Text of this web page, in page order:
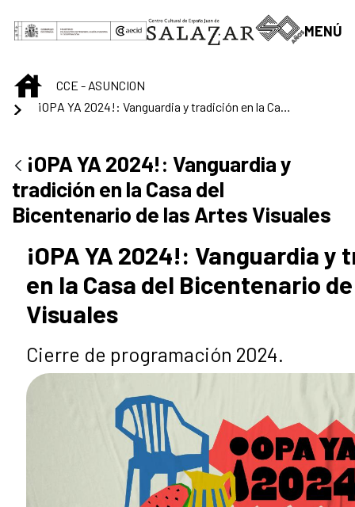
MENÚ
INICIOCCE - ASUNCION
¡OPA YA 2024!: Vanguardia y
tradición en la Casa del
Bicentenario de las Artes Visuales
¡OPA YA 2024!: Vanguardia y
en la Casa del Bicentenario
Visuales
Cierre de programación 2024.